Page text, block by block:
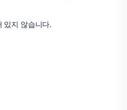
있지 않습니다.